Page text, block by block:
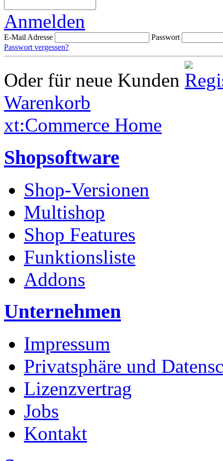
Anmelden
E-Mail Adresse
Passwort
Passwort vergessen?
Oder für neue Kunden
Warenkorb
xt:Commerce Home
Shopsoftware
Shop-Versionen
Multishop
Shop Features
Funktionsliste
Addons
Unternehmen
Impressum
Privatsphäre und
Lizenzvertrag
Jobs
Kontakt